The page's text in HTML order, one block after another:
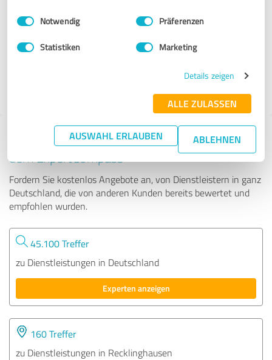
Impressum Datenschutzbestimmungen
Einwilligungsauswahl
Notwendig Präferenzen
Statistiken Marketing
Details zeigen
ALLE ZULASSEN
AUSWAHL ERLAUBEN ABLEHNEN
NH O-RING GmbH & Co. KG
Tipp: Die passenden Experten finden - mit
dem ExpertCompass
Fordern Sie kostenlos Angebote an, von Dienstleistern in ganz
Deutschland, die von anderen Kunden bereits bewertet und
empfohlen wurden.
45.100 Treffer
zu Dienstleistungen in Deutschland
Experten anzeigen
160 Treffer
zu Dienstleistungen in Recklinghausen